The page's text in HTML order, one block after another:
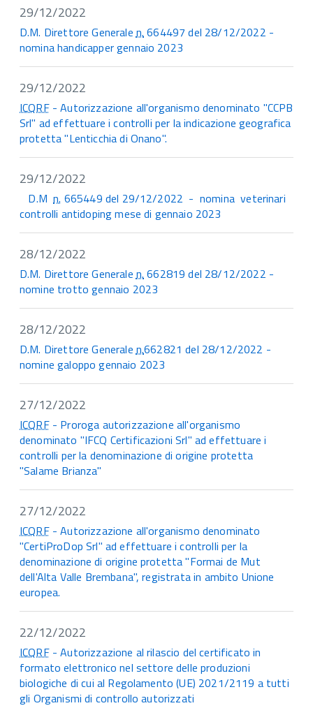
29/12/2022
D.M. Direttore Generalen.664497 del 28/12/2022 -
nomina handicapper gennaio 2023
29/12/2022
ICQRF- Autorizzazione all'organismo denominato "CCPB
Srl" ad effettuare i controlli per la indicazione geografica
protetta "Lenticchia di Onano".
29/12/2022
D.Mn. 665449 del 29/12/2022 - nomina veterinari
controlli antidoping mese di gennaio 2023
28/12/2022
D.M. Direttore Generalen.662819 del 28/12/2022 -
nomine trotto gennaio 2023
28/12/2022
D.M. Direttore Generalen.662821 del 28/12/2022 -
nomine galoppo gennaio 2023
27/12/2022
ICQRF- Proroga autorizzazione all'organismo
denominato "IFCQ Certificazioni Srl" ad effettuare i
controlli per la denominazione di origine protetta
"Salame Brianza"
27/12/2022
ICQRF- Autorizzazione all'organismo denominato
"CertiProDop Srl" ad effettuare i controlli per la
denominazione di origine protetta "Formai de Mut
dell'Alta Valle Brembana", registrata in ambito Unione
europea.
22/12/2022
ICQRF- Autorizzazione al rilascio del certificato in
formato elettronico nel settore delle produzioni
biologiche di cui al Regolamento (UE) 2021/2119 a tutti
gli Organismi di controllo autorizzati